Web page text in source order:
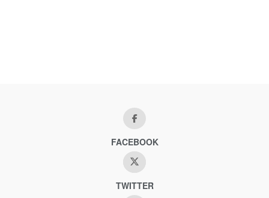
FACEBOOK
TWITTER